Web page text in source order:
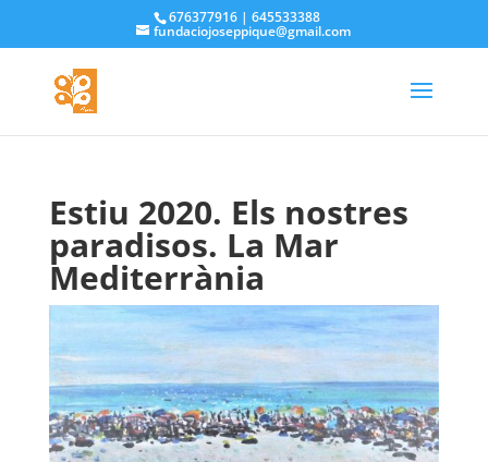
676377916 | 645533388
fundaciojoseppique@gmail.com
Estiu 2020. Els nostres
paradisos. La Mar
Mediterrània